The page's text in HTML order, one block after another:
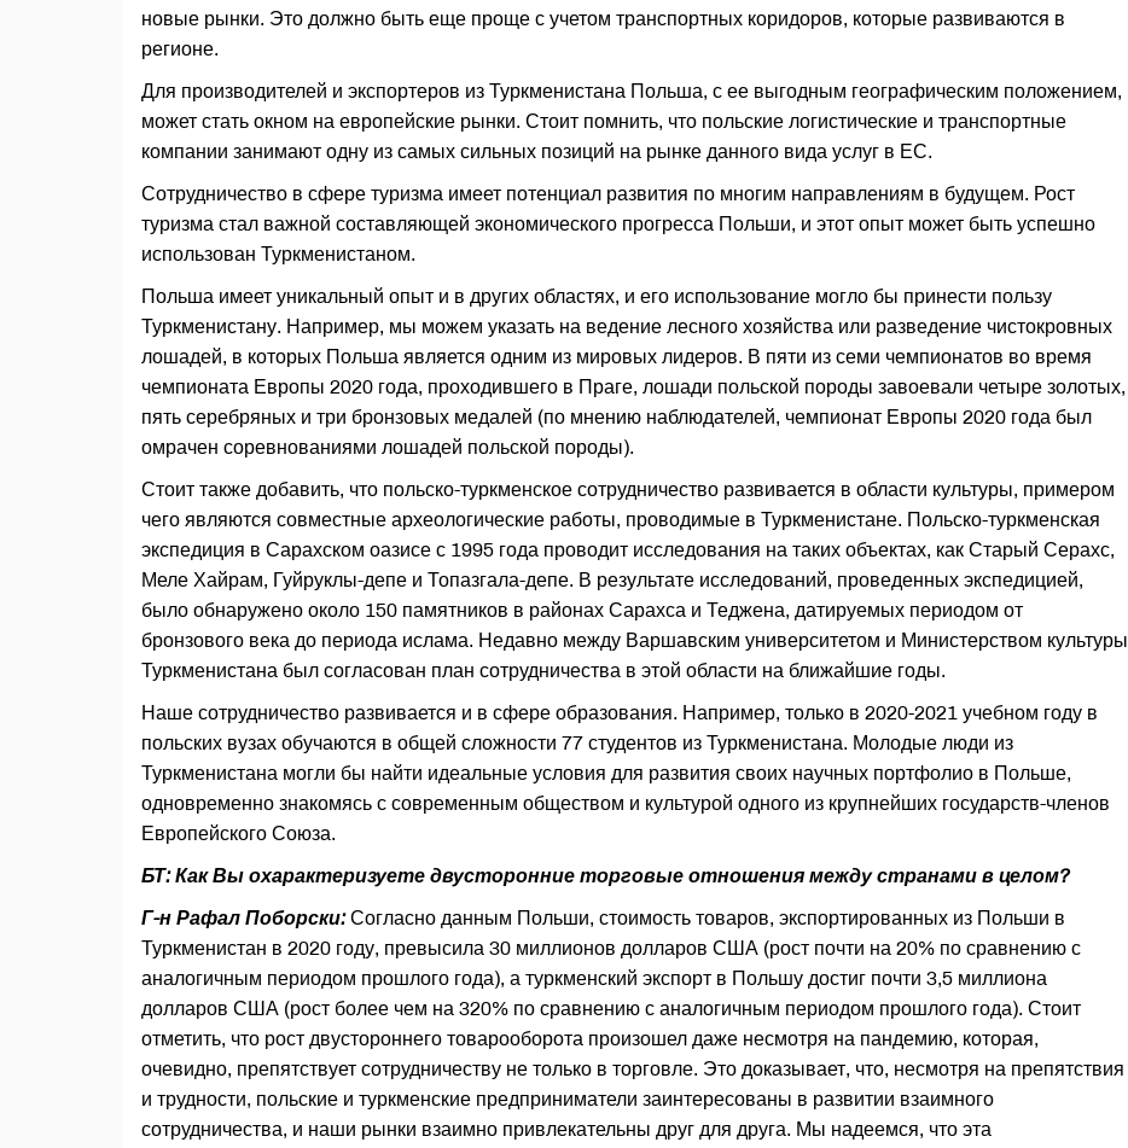
новые рынки. Это должно быть еще проще с учетом транспортных коридоров, которые развиваются в
регионе.
Для производителей и экспортеров из Туркменистана Польша, с ее выгодным географическим положением,
может стать окном на европейские рынки. Стоит помнить, что польские логистические и транспортные
компании занимают одну из самых сильных позиций на рынке данного вида услуг в ЕС.
Сотрудничество в сфере туризма имеет потенциал развития по многим направлениям в будущем. Рост
туризма стал важной составляющей экономического прогресса Польши, и этот опыт может быть успешно
использован Туркменистаном.
Польша имеет уникальный опыт и в других областях, и его использование могло бы принести пользу
Туркменистану. Например, мы можем указать на ведение лесного хозяйства или разведение чистокровных
лошадей, в которых Польша является одним из мировых лидеров. В пяти из семи чемпионатов во время
чемпионата Европы 2020 года, проходившего в Праге, лошади польской породы завоевали четыре золотых,
пять серебряных и три бронзовых медалей (по мнению наблюдателей, чемпионат Европы 2020 года был
омрачен соревнованиями лошадей польской породы).
Стоит также добавить, что польско-туркменское сотрудничество развивается в области культуры, примером
чего являются совместные археологические работы, проводимые в Туркменистане. Польско-туркменская
экспедиция в Сарахском оазисе с 1995 года проводит исследования на таких объектах, как Старый Серахс,
Меле Хайрам, Гуйруклы-депе и Топазгала-депе. В результате исследований, проведенных экспедицией,
было обнаружено около 150 памятников в районах Сарахса и Теджена, датируемых периодом от
бронзового века до периода ислама. Недавно между Варшавским университетом и Министерством культуры
Туркменистана был согласован план сотрудничества в этой области на ближайшие годы.
Наше сотрудничество развивается и в сфере образования. Например, только в 2020-2021 учебном году в
польских вузах обучаются в общей сложности 77 студентов из Туркменистана. Молодые люди из
Туркменистана могли бы найти идеальные условия для развития своих научных портфолио в Польше,
одновременно знакомясь с современным обществом и культурой одного из крупнейших государств-членов
Европейского Союза.
БТ: Как Вы охарактеризуете двусторонние торговые отношения между странами в целом?
Г-н Рафал Поборски:Согласно данным Польши, стоимость товаров, экспортированных из Польши в
Туркменистан в 2020 году, превысила 30 миллионов долларов США (рост почти на 20% по сравнению с
аналогичным периодом прошлого года), а туркменский экспорт в Польшу достиг почти 3,5 миллиона
долларов США (рост более чем на 320% по сравнению с аналогичным периодом прошлого года). Стоит
отметить, что рост двустороннего товарооборота произошел даже несмотря на пандемию, которая,
очевидно, препятствует сотрудничеству не только в торговле. Это доказывает, что, несмотря на препятствия
и трудности, польские и туркменские предприниматели заинтересованы в развитии взаимного
сотрудничества, и наши рынки взаимно привлекательны друг для друга. Мы надеемся, что эта